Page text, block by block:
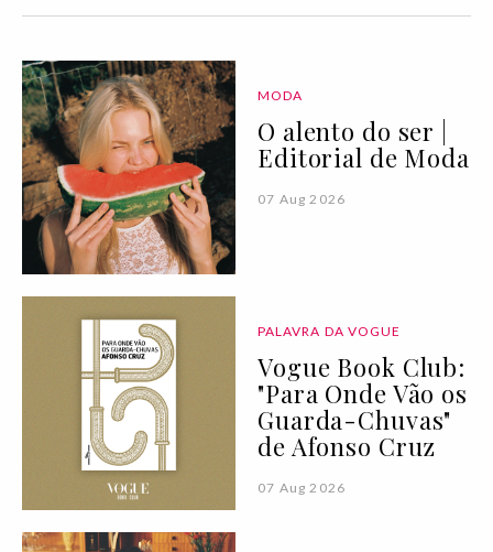
MODA
O alento do ser |
Editorial de Moda
07 Aug 2026
PALAVRA DA VOGUE
Vogue Book Club:
"Para Onde Vão os
Guarda-Chuvas"
de Afonso Cruz
07 Aug 2026